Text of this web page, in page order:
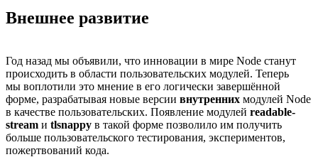
Внешнее развитие
Год назад мы объявили, что инновации в мире Node станут
происходить в области пользовательских модулей. Теперь
мы воплотили это мнение в его логически завершённой
форме, разрабатывая новые версии внутренних модулей Node
в качестве пользовательских. Появление модулей readable-
stream и tlsnappy в такой форме позволило им получить
больше пользовательского тестирования, экспериментов,
пожертвований кода.